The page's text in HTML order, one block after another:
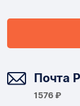
Почта
1576 ₽